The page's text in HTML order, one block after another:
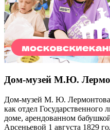
Дом-музей М.Ю.
Дом-музей М. Ю. Лермонтова
как отдел Государственного
доме, арендованном
Арсеньевой 1 августа 1829